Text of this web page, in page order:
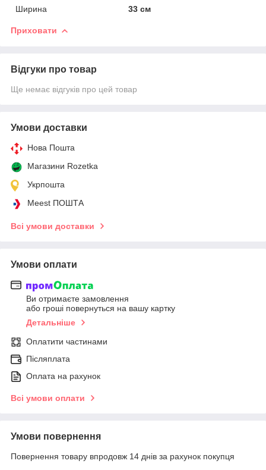
Ширина
33 см
Приховати
Відгуки про товар
Ще немає відгуків про цей товар
Умови доставки
Нова Пошта
Магазини Rozetka
Укрпошта
Meest ПОШТА
Всі умови доставки
Умови оплати
Ви отримаєте замовлення
або гроші повернуться на вашу картку
Детальніше
Оплатити частинами
Післяплата
Оплата на рахунок
Всі умови оплати
Умови повернення
Повернення товару впродовж 14 днів за рахунок покупця